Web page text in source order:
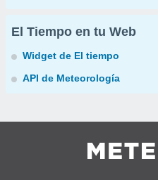
El Tiempo en tu Web
Widget de El tiempo
API de Meteorología